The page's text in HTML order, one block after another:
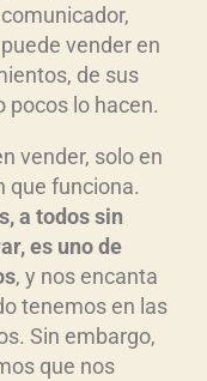
vender en
de sus
pocos lo hacen.
vender, solo en
que funciona.
a todos sin
es uno de
, y nos encanta
tenemos en las
Sin embargo,
que nos